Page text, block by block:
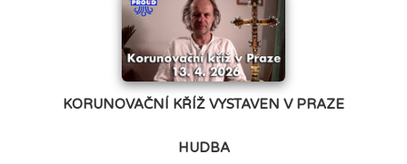
KORUNOVAČNÍ KŘÍŽ VYSTAVEN V PRAZE
HUDBA